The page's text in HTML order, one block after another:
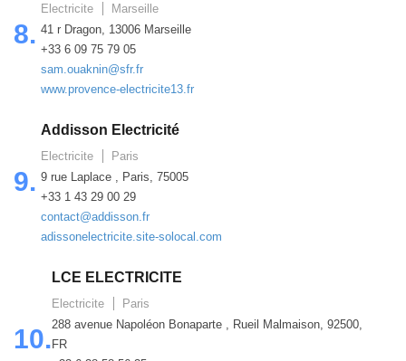
8.
Electricite
Marseille
41 r Dragon, 13006 Marseille
+33 6 09 75 79 05
sam.ouaknin@sfr.fr
www.provence-electricite13.fr
9.
Addisson Electricité
Electricite
Paris
9 rue Laplace , Paris, 75005
+33 1 43 29 00 29
contact@addisson.fr
adissonelectricite.site-solocal.com
10.
LCE ELECTRICITE
Electricite
Paris
288 avenue Napoléon Bonaparte , Rueil Malmaison, 92500,
FR